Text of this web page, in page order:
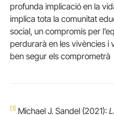
profunda implicació en la
implica tota la comunitat
social, un compromís per
perdurarà en les vivències i
ben segur els comprometrà
[1] Michael J. Sandel (2021):